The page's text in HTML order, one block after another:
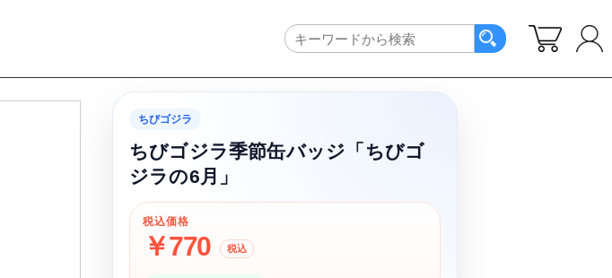
ちびゴジラ
ちびゴジラ季節缶バッジ「ちびゴ
ジラの6月」
税込価格
￥770 税込